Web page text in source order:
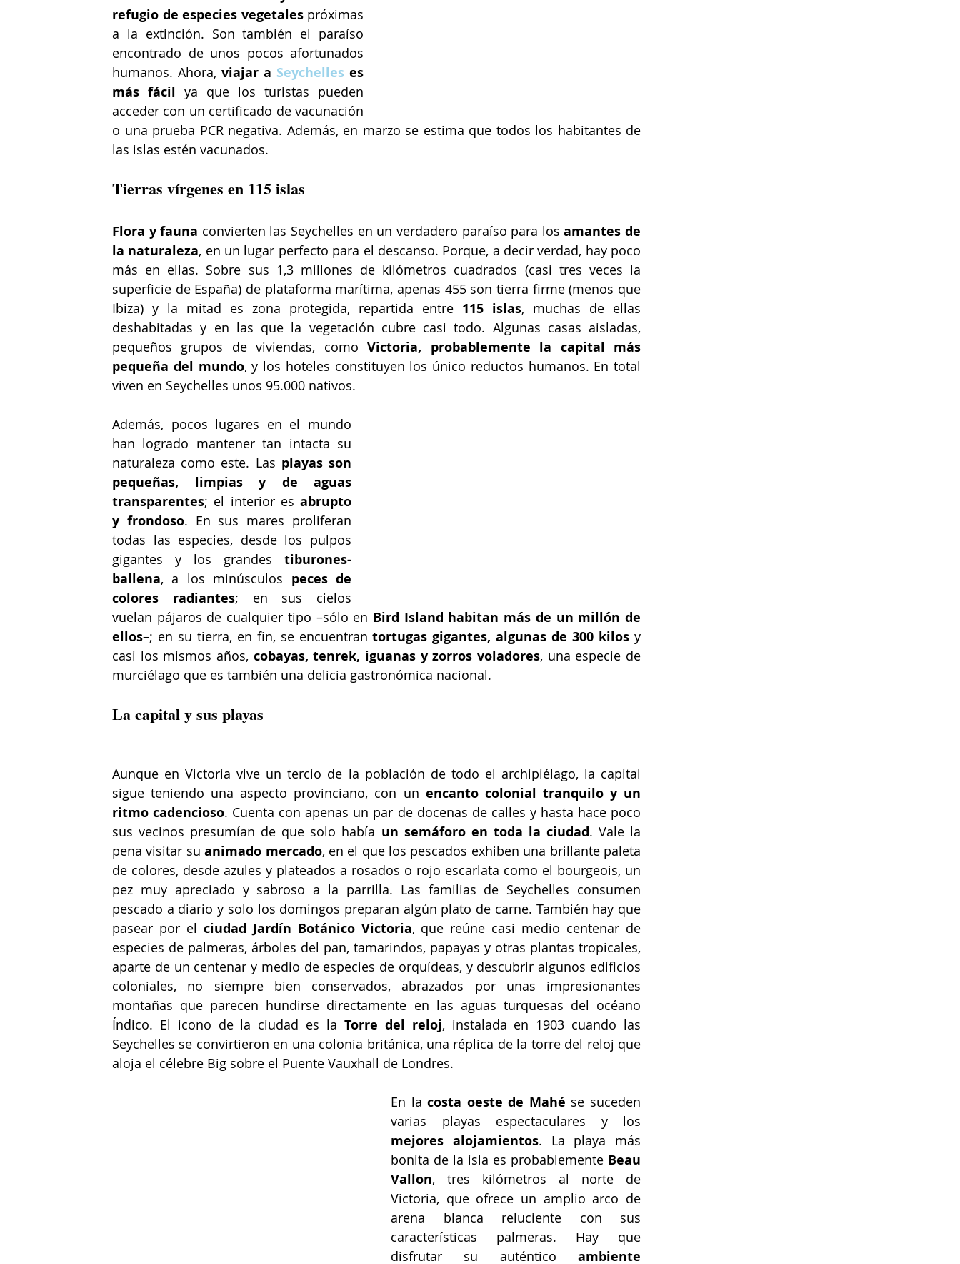
refugio de especies vegetales próximas
a la extinción. Son también el paraíso
encontrado de unos pocos afortunados
humanos. Ahora, viajar a Seychelles es
más fácil ya que los turistas pueden
acceder con un certificado de vacunación
o una prueba PCR negativa. Además, en marzo se estima que todos los habitantes de
las islas estén vacunados.
Tierras vírgenes en 115 islas
Flora y fauna convierten las Seychelles en un verdadero paraíso para los amantes de
la naturaleza, en un lugar perfecto para el descanso. Porque, a decir verdad, hay poco
más en ellas. Sobre sus 1,3 millones de kilómetros cuadrados (casi tres veces la
superficie de España) de plataforma marítima, apenas 455 son tierra firme (menos que
Ibiza) y la mitad es zona protegida, repartida entre 115 islas, muchas de ellas
deshabitadas y en las que la vegetación cubre casi todo. Algunas casas aisladas,
pequeños grupos de viviendas, como Victoria, probablemente la capital más
pequeña del mundo, y los hoteles constituyen los único reductos humanos. En total
viven en Seychelles unos 95.000 nativos.
Además, pocos lugares en el mundo
han logrado mantener tan intacta su
naturaleza como este. Las playas son
pequeñas, limpias y de aguas
transparentes; el interior es abrupto
y frondoso. En sus mares proliferan
todas las especies, desde los pulpos
gigantes y los grandes tiburones-
ballena, a los minúsculos peces de
colores radiantes; en sus cielos
vuelan pájaros de cualquier tipo –sólo en Bird Island habitan más de un millón de
ellos–; en su tierra, en fin, se encuentran tortugas gigantes, algunas de 300 kilos y
casi los mismos años, cobayas, tenrek, iguanas y zorros voladores, una especie de
murciélago que es también una delicia gastronómica nacional.
La capital y sus playas
Aunque en Victoria vive un tercio de la población de todo el archipiélago, la capital
sigue teniendo una aspecto provinciano, con un encanto colonial tranquilo y un
ritmo cadencioso. Cuenta con apenas un par de docenas de calles y hasta hace poco
sus vecinos presumían de que solo había un semáforo en toda la ciudad. Vale la
pena visitar su animado mercado, en el que los pescados exhiben una brillante paleta
de colores, desde azules y plateados a rosados o rojo escarlata como el bourgeois, un
pez muy apreciado y sabroso a la parrilla. Las familias de Seychelles consumen
pescado a diario y solo los domingos preparan algún plato de carne. También hay que
pasear por el ciudad Jardín Botánico Victoria, que reúne casi medio centenar de
especies de palmeras, árboles del pan, tamarindos, papayas y otras plantas tropicales,
aparte de un centenar y medio de especies de orquídeas, y descubrir algunos edificios
coloniales, no siempre bien conservados, abrazados por unas impresionantes
montañas que parecen hundirse directamente en las aguas turquesas del océano
Índico. El icono de la ciudad es la Torre del reloj, instalada en 1903 cuando las
Seychelles se convirtieron en una colonia británica, una réplica de la torre del reloj que
aloja el célebre Big sobre el Puente Vauxhall de Londres.
En la costa oeste de Mahé se suceden
mejores alojamientos. La playa más
bonita de la isla es probablemente Beau
Vallon, tres kilómetros al norte de
Victoria, que ofrece un amplio arco de
arena blanca reluciente con sus
características palmeras. Hay que
disfrutar su auténtico ambiente